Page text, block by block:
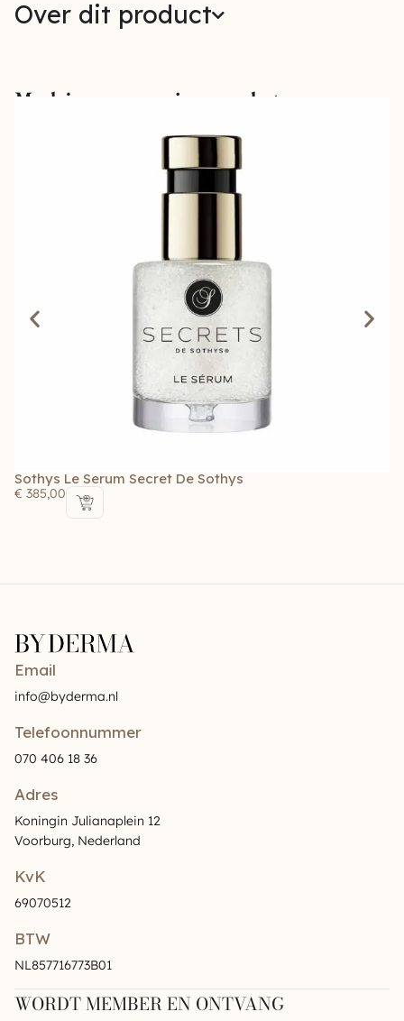
Over dit product
Maak jouw verzorging compleet
Sothys Le Serum Secret De Sothys
€ 385,00
Email
info@byderma.nl
Telefoonnummer
070 406 18 36
Adres
Koningin Julianaplein 12
Voorburg, Nederland
KvK
69070512
BTW
NL857716773B01
WORDT MEMBER EN ONTVANG